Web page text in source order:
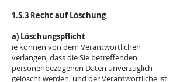
1.5.3 Recht auf Löschung
a) Löschungspflicht
ie können von dem Verantwortlichen
verlangen, dass die Sie betreffenden
personenbezogenen Daten unverzüglich
gelöscht werden, und der Verantwortliche ist